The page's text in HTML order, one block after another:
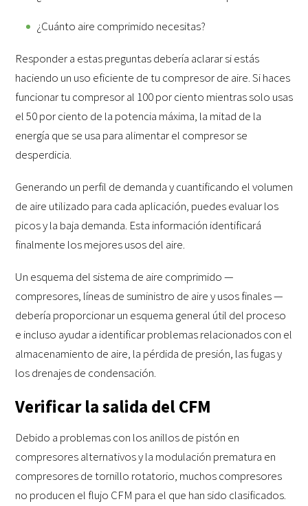
¿Cuánto aire comprimido necesitas?
Responder a estas preguntas debería aclarar si estás
haciendo un uso eficiente de tu compresor de aire. Si haces
funcionar tu compresor al 100 por ciento mientras solo usas
el 50 por ciento de la potencia máxima, la mitad de la
energía que se usa para alimentar el compresor se
desperdicia.
Generando un perfil de demanda y cuantificando el volumen
de aire utilizado para cada aplicación, puedes evaluar los
picos y la baja demanda. Esta información identificará
finalmente los mejores usos del aire.
Un esquema del sistema de aire comprimido —
compresores, líneas de suministro de aire y usos finales —
debería proporcionar un esquema general útil del proceso
e incluso ayudar a identificar problemas relacionados con el
almacenamiento de aire, la pérdida de presión, las fugas y
los drenajes de condensación.
Verificar la salida del CFM
Debido a problemas con los anillos de pistón en
compresores alternativos y la modulación prematura en
compresores de tornillo rotatorio, muchos compresores
no producen el flujo CFM para el que han sido clasificados.